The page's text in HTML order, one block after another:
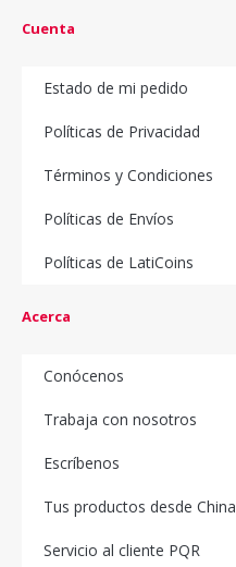
Cuenta
Estado de mi pedido
Políticas de Privacidad
Términos y Condiciones
Políticas de Envíos
Políticas de LatiCoins
Acerca
Conócenos
Trabaja con nosotros
Escríbenos
Tus productos desde China
Servicio al cliente PQR